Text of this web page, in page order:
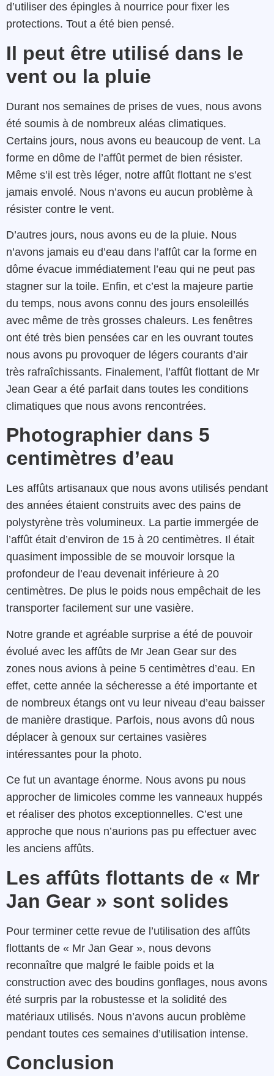
d’utiliser des épingles à nourrice pour fixer les
protections. Tout a été bien pensé.
Il peut être utilisé dans le
vent ou la pluie
Durant nos semaines de prises de vues, nous avons
été soumis à de nombreux aléas climatiques.
Certains jours, nous avons eu beaucoup de vent. La
forme en dôme de l’affût permet de bien résister.
Même s’il est très léger, notre affût flottant ne s’est
jamais envolé. Nous n’avons eu aucun problème à
résister contre le vent.
D’autres jours, nous avons eu de la pluie. Nous
n’avons jamais eu d’eau dans l’affût car la forme en
dôme évacue immédiatement l’eau qui ne peut pas
stagner sur la toile. Enfin, et c’est la majeure partie
du temps, nous avons connu des jours ensoleillés
avec même de très grosses chaleurs. Les fenêtres
ont été très bien pensées car en les ouvrant toutes
nous avons pu provoquer de légers courants d’air
très rafraîchissants. Finalement, l’affût flottant de Mr
Jean Gear a été parfait dans toutes les conditions
climatiques que nous avons rencontrées.
Photographier dans 5
centimètres d’eau
Les affûts artisanaux que nous avons utilisés pendant
des années étaient construits avec des pains de
polystyrène très volumineux. La partie immergée de
l’affût était d’environ de 15 à 20 centimètres. Il était
quasiment impossible de se mouvoir lorsque la
profondeur de l’eau devenait inférieure à 20
centimètres. De plus le poids nous empêchait de les
transporter facilement sur une vasière.
Notre grande et agréable surprise a été de pouvoir
évolué avec les affûts de Mr Jean Gear sur des
zones nous avions à peine 5 centimètres d’eau. En
effet, cette année la sécheresse a été importante et
de nombreux étangs ont vu leur niveau d’eau baisser
de manière drastique. Parfois, nous avons dû nous
déplacer à genoux sur certaines vasières
intéressantes pour la photo.
Ce fut un avantage énorme. Nous avons pu nous
approcher de limicoles comme les vanneaux huppés
et réaliser des photos exceptionnelles. C’est une
approche que nous n’aurions pas pu effectuer avec
les anciens affûts.
Les affûts flottants de « Mr
Jan Gear » sont solides
Pour terminer cette revue de l’utilisation des affûts
flottants de « Mr Jan Gear », nous devons
reconnaître que malgré le faible poids et la
construction avec des boudins gonflages, nous avons
été surpris par la robustesse et la solidité des
matériaux utilisés. Nous n’avons aucun problème
pendant toutes ces semaines d’utilisation intense.
Conclusion